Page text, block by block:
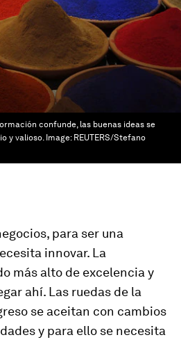
confunde, las buenas ideas se
y valioso. Image: REUTERS/Stefano
para ser una
innovar. La
más alto de excelencia y
ahí. Las ruedas de la
se aceitan con cambios
y para ello se necesita